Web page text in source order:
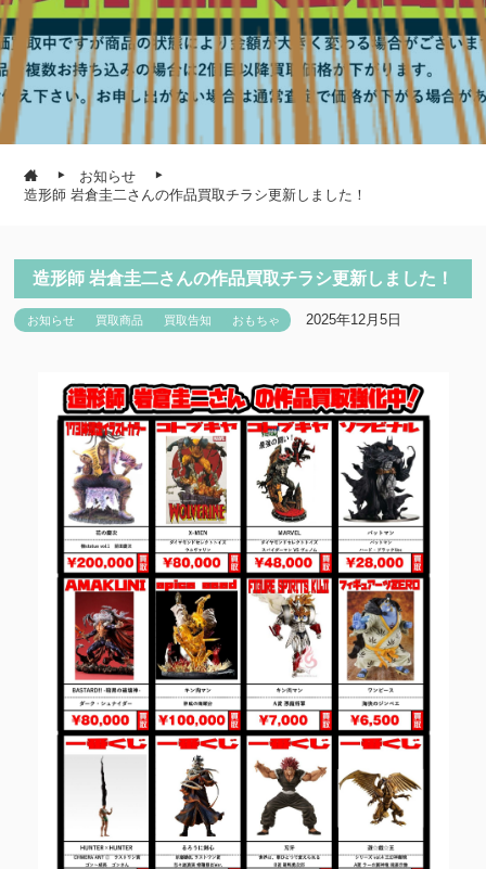
お知らせ
造形師 岩倉圭二さんの作品買取チラシ更新しました！
造形師 岩倉圭二さんの作品買取チラシ更新しました！
お知らせ 買取商品 買取告知 おもちゃ 2025年12月5日